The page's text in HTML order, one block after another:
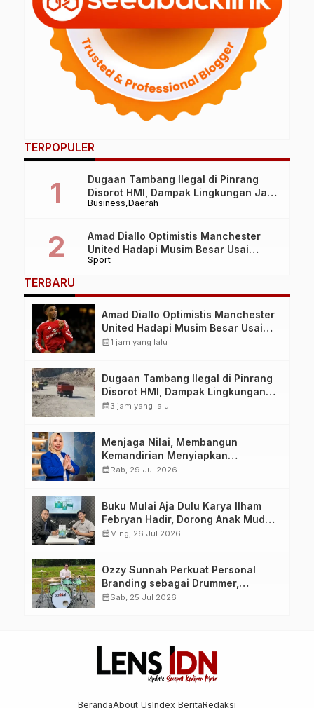
TERPOPULER
Business Daerah
Dugaan Tambang Ilegal di Pinrang
Disorot HMI, Dampak Lingkungan Jadi
Perhatian
Sport
Amad Diallo Optimistis Manchester
United Hadapi Musim Besar Usai
Imbang 1-1 Lawan PSG
TERBARU
Amad Diallo Optimistis Manchester
United Hadapi Musim Besar Usai
Imbang 1-1 Lawan PSG
calendar_month1 jam yang lalu
Dugaan Tambang Ilegal di Pinrang
Disorot HMI, Dampak Lingkungan
Jadi Perhatian
calendar_month3 jam yang lalu
Menjaga Nilai, Membangun
Kemandirian Menyiapkan
Kepemimpinan Ekonomi Perempuan
Jamaah
calendar_monthRab, 29 Jul 2026
Buku Mulai Aja Dulu Karya Ilham
Febryan Hadir, Dorong Anak Muda
Berhenti Menunda dan Mulai
calendar_monthMing, 26 Jul 2026
Ozzy Sunnah Perkuat Personal
Branding sebagai Drummer,
Produser, dan Sutradara Melalui
calendar_monthSab, 25 Jul 2026
BerandaAbout UsIndex BeritaRedaksi